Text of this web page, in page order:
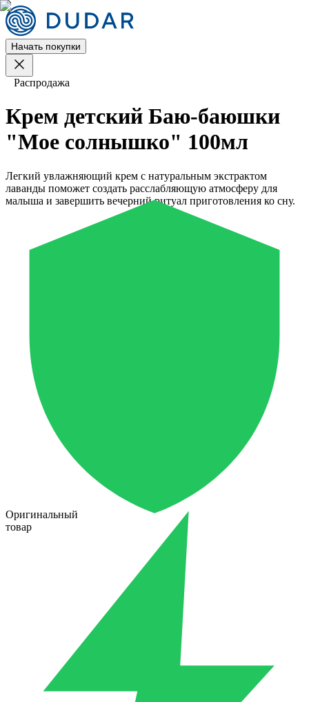
Начать покупки
Распродажа
Крем детский Баю-баюшки
"Мое солнышко" 100мл
Легкий увлажняющий крем с натуральным экстрактом
лаванды поможет создать расслабляющую атмосферу для
малыша и завершить вечерний ритуал приготовления ко сну.
Оригинальный
товар